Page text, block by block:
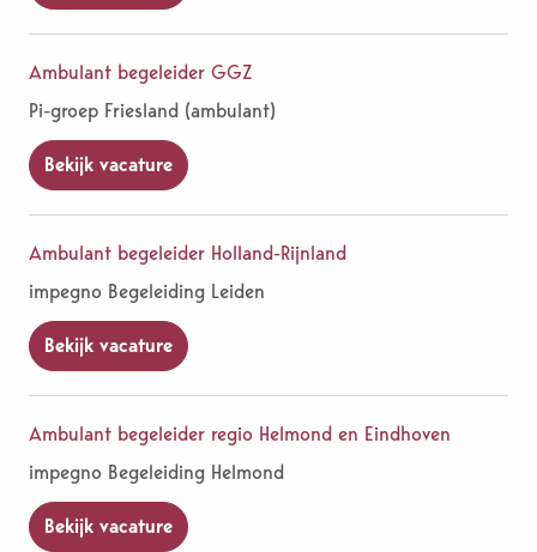
Ambulant begeleider GGZ
Pi-groep Friesland (ambulant)
Bekijk vacature
Ambulant begeleider Holland-Rijnland
impegno Begeleiding Leiden
Bekijk vacature
Ambulant begeleider regio Helmond en Eindhoven
impegno Begeleiding Helmond
Bekijk vacature